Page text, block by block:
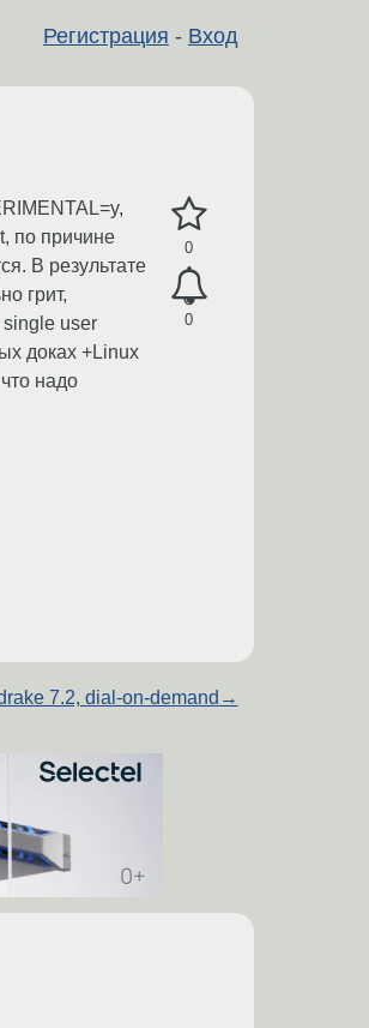
Регистрация - Вход
0
0
по причине
В результате
грит,
single user
доках +Linux
надо
7.2, dial-on-demand →